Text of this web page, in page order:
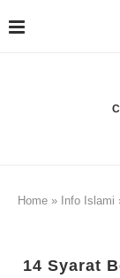
Home » Info Islami
14 Syarat